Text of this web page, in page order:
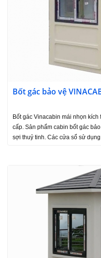
Bốt gác bảo vệ
Bốt gác Vinacabin mái nhọn
cấp. Sản phẩm cabin bốt gác
sợi thuỷ tinh. Các cửa sổ sử